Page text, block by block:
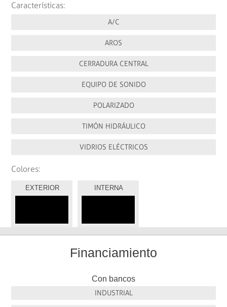
Características:
A/C
AROS
CERRADURA CENTRAL
EQUIPO DE SONIDO
POLARIZADO
TIMÓN HIDRÁULICO
VIDRIOS ELÉCTRICOS
Colores:
EXTERIOR INTERNA
Financiamiento
Con bancos
INDUSTRIAL